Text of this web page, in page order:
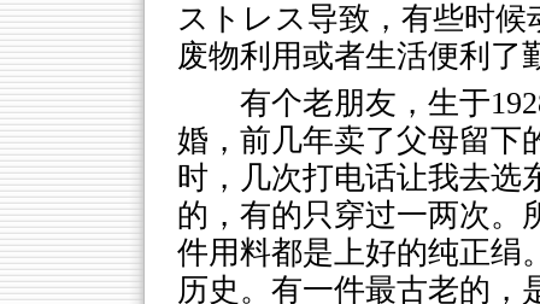
ストレス导致，有些时候
废物利用或者生活便利了
有个老朋友，生于
婚，前几年卖了父母留下
时，几次打电话让我去选
的，有的只穿过一两次。
件用料都是上好的纯正绢
历史。有一件最古老的，